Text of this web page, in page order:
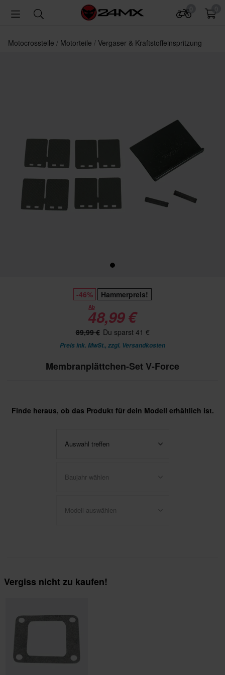
Motocrossteile Motorteile Vergaser & Kraftstoffeinspritzung
-46% Hammerpreis!
Ab
48,99 €
89,99 € Du sparst 41 €
Preis ink. MwSt., zzgl. Versandkosten
Membranplättchen-Set V-Force
Finde heraus, ob das Produkt für dein Modell erhältlich ist.
Auswahl treffen
Baujahr wählen
Modell auswählen
Vergiss nicht zu kaufen!